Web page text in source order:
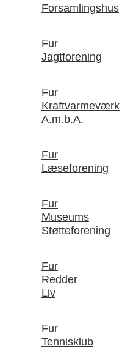
Forsamlingshus
Fur
Jagtforening
Fur
Kraftvarmeværk
A.m.b.A.
Fur
Læseforening
Fur
Museums
Støtteforening
Fur
Redder
Liv
Fur
Tennisklub